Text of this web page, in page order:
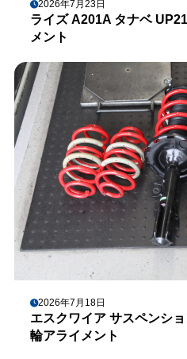
2026年7月23日
ライズ A201A タナベ
メント
2026年7月18日
エスクワイア サスペンシ
輪アライメント